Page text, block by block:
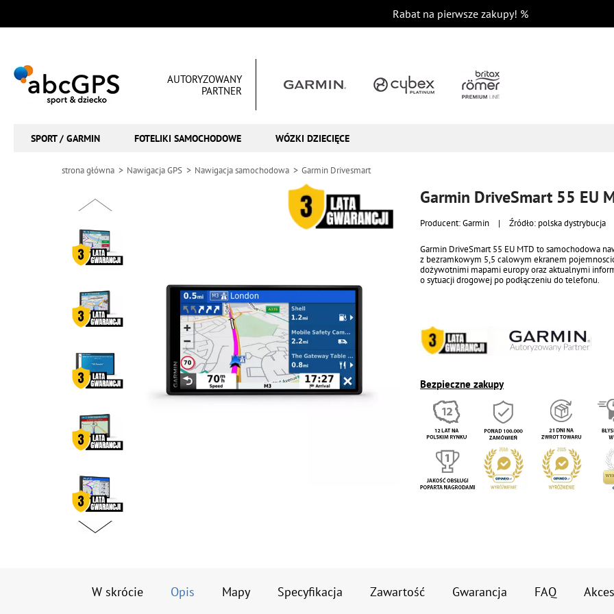
Rabat na pierwsze zakupy! %
AUTORYZOWANY
PARTNER
SPORT / GARMIN FOTELIKI SAMOCHODOWE WÓZKI DZIECIĘCE
strona główna Nawigacja GPS Nawigacja samochodowa Garmin Drivesmart
Garmin DriveSmart 55 EU
Producent:Garmin | Źródło: polska dystrybucja
Garmin DriveSmart 55 EU MTD to samochodowa
z bezramkowym 5,5 calowym ekranem
dożywotnimi mapami europy oraz aktualnymi
o sytuacji drogowej po podłączeniu do telefonu.
Bezpieczne zakupy
W skrócie Opis Mapy Specyfikacja Zawartość Gwarancja FAQ